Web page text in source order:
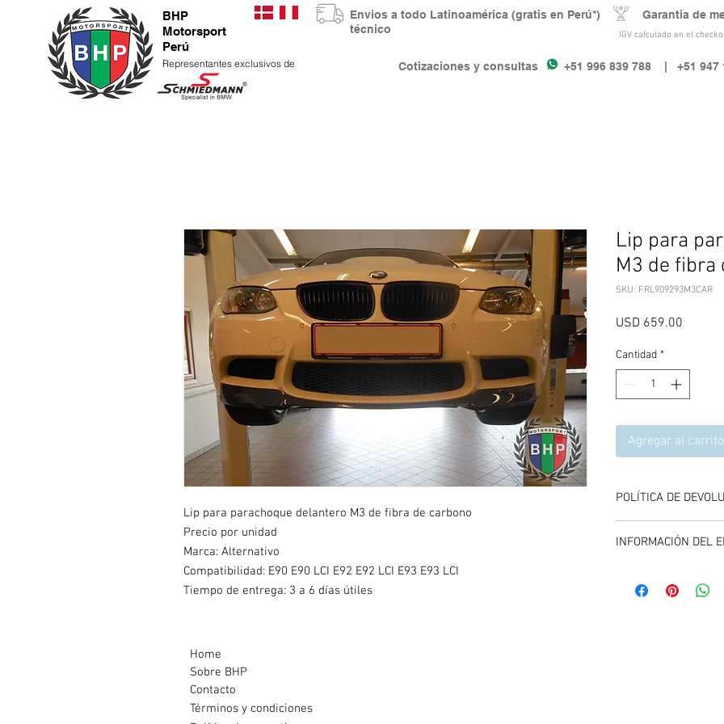
IGV calculado en el
BHP
Motorsport
Perú
Representantes exclusivos de Cotizaciones y consultas +51 996 839 788 | +51 947
Envios a todo Latinoamérica (gratis en Perú*) Garantia de
técnico
Lip para parachoque delantero M3 de fibra de carbono
Precio por unidad
Marca: Alternativo
Compatibilidad: E90 E90 LCI E92 E92 LCI E93 E93 LCI
Tiempo de entrega: 3 a 6 días útiles
Lip para
M3 de fibra
SKU: FRL909293M3CAR
USD 659.00
Cantidad *
Agregar al carrito
POLÍTICA DE
compra del producto,
INFORMACIÓN DEL
carrito de compras,
Home
Sobre BHP
Contacto
Términos y condiciones